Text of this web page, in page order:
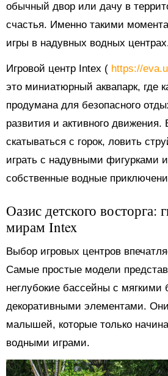
обычный двор или дачу в
счастья. Именно такими
игры в надувных водных
Игровой центр Intex ( https://
это миниатюрный аквапарк, где
продумана для безопасного
развития и активного
скатываться с горок, ловить
играть с надувными фигурками
собственные водные
Оазис детского восторга:
мирам Intex
Выбор игровых центров
Самые простые модели
неглубокие бассейны с мягкими
декоративными элементами.
малышей, которые только
водными играми.